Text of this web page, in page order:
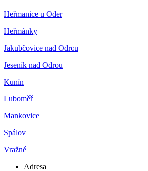
Heřmanice u Oder
Heřmánky
Jakubčovice nad Odrou
Jeseník nad Odrou
Kunín
Luboměř
Mankovice
Spálov
Vražné
Adresa